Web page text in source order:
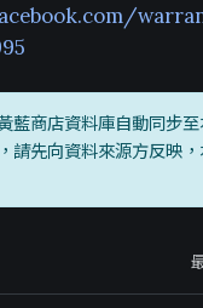
藍商店資料庫自動同步
請先向資料來源方反映